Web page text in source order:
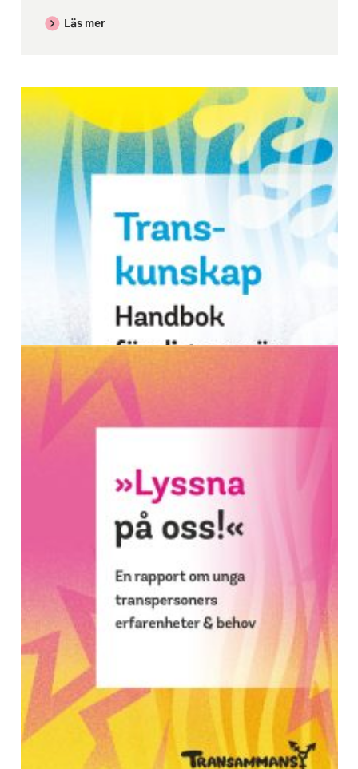
Läs mer
Transkunskap – handbok
för närstående
Information och vägledning för dig som är
närstående till en eller flera transpersoner.
Andra upplagan, utgiven 2026.
Läs mer